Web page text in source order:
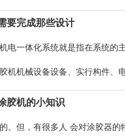
要完成那些设计
电一体化系统就是指在系统
机械设备设备、实行构件、
胶机的小知识
。但，有很多人 会对涂胶器